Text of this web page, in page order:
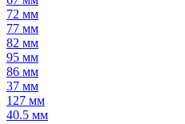
72 мм
77 мм
82 мм
95 мм
86 мм
37 мм
127 мм
40.5 мм